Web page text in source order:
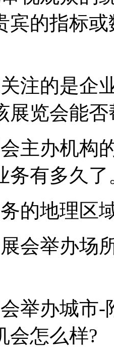
宾的指标
关注的是
展览会能
会主办机
务有多久了
务的地理
展会举办
会举办城市
会怎么样?